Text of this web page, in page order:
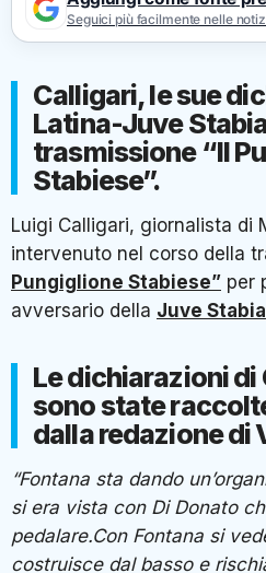
Seguici più facilmente nelle
Calligari, le sue
Latina-Juve
trasmissione “Il
Stabiese”.
Luigi Calligari, giornalista di
intervenuto nel corso della
Pungiglione Stabiese” per
avversario della Juve Stabia
Le dichiarazioni di
sono state
dalla redazione di
“Fontana sta dando
si era vista con Di Donato
pedalare.Con Fontana si
costruisce dal basso e